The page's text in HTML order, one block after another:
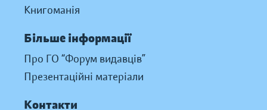
Книгоманія
Більше інформації
Про ГО “Форум видавців”
Презентаційні матеріали
Контакти